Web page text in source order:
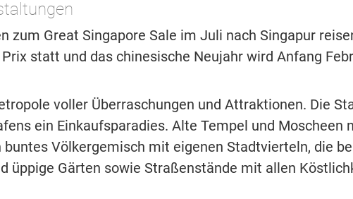
zum Great Singapore Sale im Juli nach Singapur
statt und das chinesische Neujahr wird Anfang
voller Überraschungen und Attraktionen. Die
ein Einkaufsparadies. Alte Tempel und Moscheen
Völkergemisch mit eigenen Stadtvierteln, die
üppige Gärten sowie Straßenstände mit allen